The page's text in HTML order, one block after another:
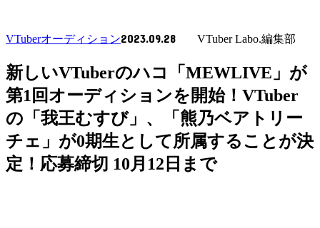
VTuberオーディション2023.09.28 VTuber Labo.編集部
新しいVTuberのハコ「MEWLIVE」が
第1回オーディションを開始！VTuber
の「我王むすび」、「熊乃ベアトリー
チェ」が0期生として所属することが決
定！応募締切 10月12日まで